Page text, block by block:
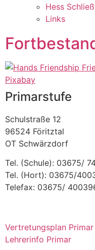
Hess
Links
Primarstufe
Schulstraße 12
96524 Föritztal
OT Schwärzdorf
Tel. (Schule): 03675/
Tel. (Hort): 03675/
Telefax: 03675/
Vertretungsplan Primar
Lehrerinfo Primar